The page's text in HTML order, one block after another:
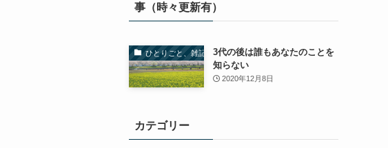
事（時々更新有）
ひとりごと、雑記
3代の後は誰もあなたのことを
知らない
2020年12月8日
カテゴリー